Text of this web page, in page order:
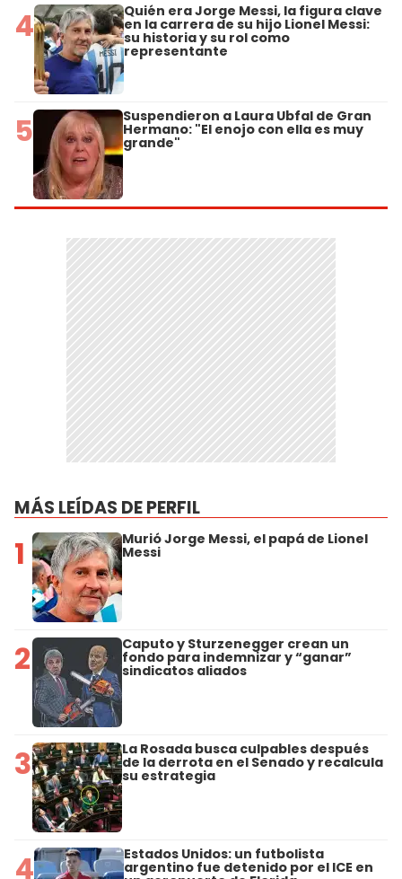
4 Quién era Jorge Messi, la figura clave
en la carrera de su hijo Lionel Messi:
su historia y su rol como
representante
5 Suspendieron a Laura Ubfal de Gran
Hermano: "El enojo con ella es muy
grande"
MÁS LEÍDAS DE PERFIL
1 Murió Jorge Messi, el papá de Lionel
Messi
2 Caputo y Sturzenegger crean un
fondo para indemnizar y “ganar”
sindicatos aliados
3 La Rosada busca culpables después
de la derrota en el Senado y recalcula
su estrategia
4 Estados Unidos: un futbolista
argentino fue detenido por el ICE en